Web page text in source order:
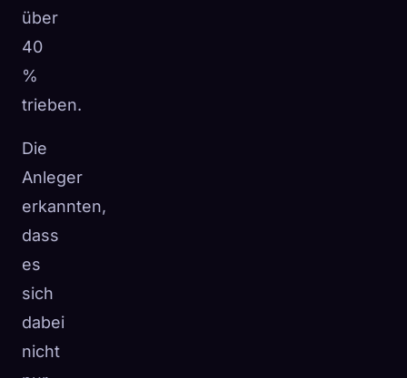
über
40
%
trieben.
Die
Anleger
erkannten,
dass
es
sich
dabei
nicht